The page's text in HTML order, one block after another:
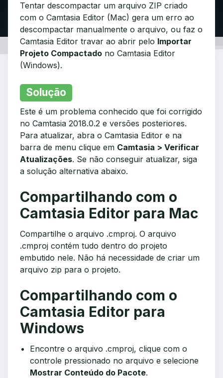
Tentar descompactar um arquivo ZIP criado
com o Camtasia Editor (Mac) gera um erro ao
descompactar manualmente o arquivo, ou faz o
Camtasia Editor travar ao abrir pelo Importar
Projeto Compactado no Camtasia Editor
(Windows).
Solução
Este é um problema conhecido que foi corrigido
no Camtasia 2018.0.2 e versões posteriores.
Para atualizar, abra o Camtasia Editor e na
barra de menu clique em Camtasia > Verificar
Atualizações. Se não conseguir atualizar, siga
a solução alternativa abaixo.
Compartilhando com o
Camtasia Editor para Mac
Compartilhe o arquivo .cmproj. O arquivo
.cmproj contém tudo dentro do projeto
embutido nele. Não há necessidade de criar um
arquivo zip para o projeto.
Compartilhando com o
Camtasia Editor para
Windows
Encontre o arquivo .cmproj, clique com o
controle pressionado no arquivo e selecione
Mostrar Conteúdo do Pacote.